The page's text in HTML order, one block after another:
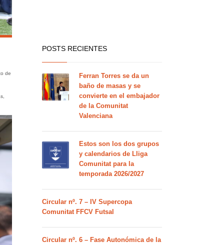
de
POSTS RECIENTES
Ferran Torres se da un
baño de masas y se
convierte en el embajador
de la Comunitat
Valenciana
Estos son los dos grupos
y calendarios de Lliga
Comunitat para la
temporada 2026/2027
Circular nº. 7 – IV Supercopa
Comunitat FFCV Futsal
Circular nº. 6 – Fase Autonómica de la